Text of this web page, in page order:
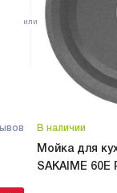
В наличии
Мойка для
SAKAIME 60E